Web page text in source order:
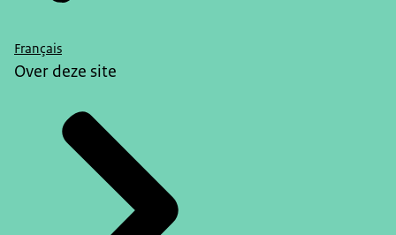
Français
Over deze site